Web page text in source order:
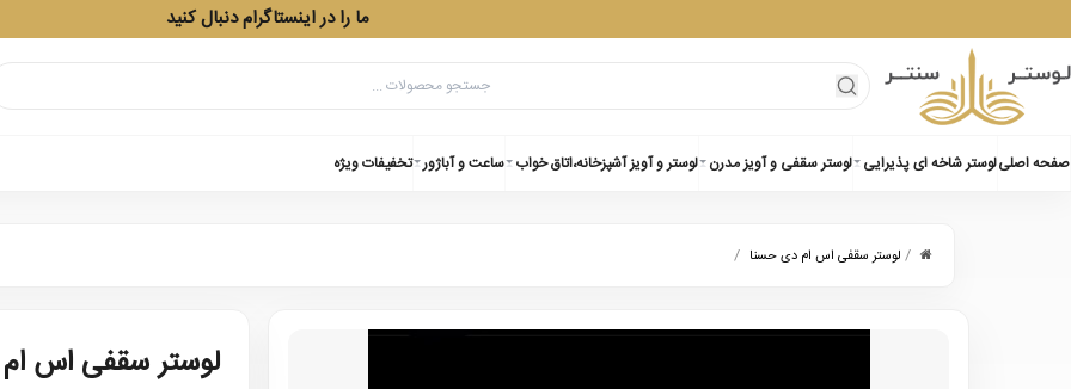
ما را در اینستاگرام دنبال کنید
صفحه اصلیلوستر شاخه ای پذیرایی لوستر سقفی و آویز مدرن لوستر و آویز آشپزخانه،اتاق خواب ساعت و آباژور تخفیفات ویژه
/ لوستر سقفی اس ام دی حسنا /
لوستر سقفی اس